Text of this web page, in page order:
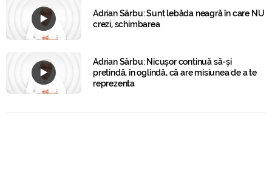
Adrian Sârbu: Sunt lebăda neagră în care NU
crezi, schimbarea
Adrian Sârbu: Nicușor continuă să-și
pretindă, în oglindă, că are misiunea de a te
reprezenta